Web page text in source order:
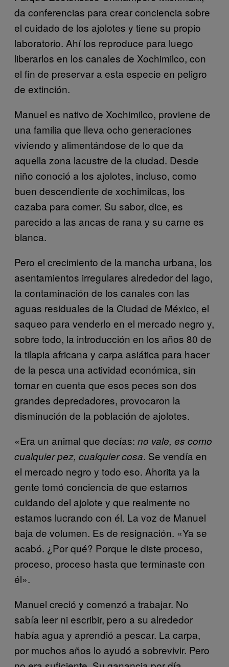
da conferencias para crear conciencia sobre
el cuidado de los ajolotes y tiene su propio
laboratorio. Ahí los reproduce para luego
liberarlos en los canales de Xochimilco, con
el fin de preservar a esta especie en peligro
de extinción.
Manuel es nativo de Xochimilco, proviene de
una familia que lleva ocho generaciones
viviendo y alimentándose de lo que da
aquella zona lacustre de la ciudad. Desde
niño conoció a los ajolotes, incluso, como
buen descendiente de xochimilcas, los
cazaba para comer. Su sabor, dice, es
parecido a las ancas de rana y su carne es
blanca.
Pero el crecimiento de la mancha urbana, los
asentamientos irregulares alrededor del lago,
la contaminación de los canales con las
aguas residuales de la Ciudad de México, el
saqueo para venderlo en el mercado negro y,
sobre todo, la introducción en los años 80 de
la tilapia africana y carpa asiática para hacer
de la pesca una actividad económica, sin
tomar en cuenta que esos peces son dos
grandes depredadores, provocaron la
disminución de la población de ajolotes.
«Era un animal que decías: no vale, es como
cualquier pez, cualquier cosa. Se vendía en
el mercado negro y todo eso. Ahorita ya la
gente tomó conciencia de que estamos
cuidando del ajolote y que realmente no
estamos lucrando con él. La voz de Manuel
baja de volumen. Es de resignación. «Ya se
acabó. ¿Por qué? Porque le diste proceso,
proceso, proceso hasta que terminaste con
él».
Manuel creció y comenzó a trabajar. No
sabía leer ni escribir, pero a su alrededor
había agua y aprendió a pescar. La carpa,
por muchos años lo ayudó a sobrevivir. Pero